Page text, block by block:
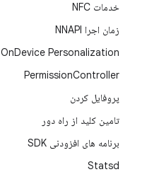
خدمات NFC
زمان اجرا NNAPI
OnDevice Personalization
PermissionController
پروفایل کردن
تامین کلید از راه دور
برنامه های افزودنی SDK
Statsd